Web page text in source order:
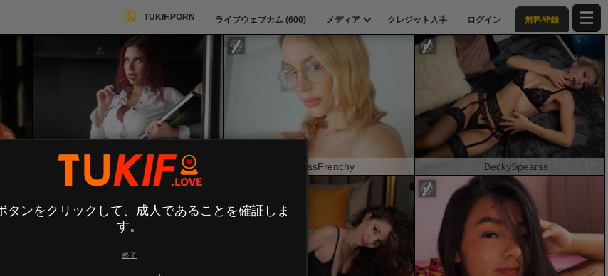
TUKIF.PORN ライブウェブカム (600) メディア クレジット入手 ログイン 無料登録
ValeryScot MissFrenchy BeckySpearss
タンをクリックして、成人であることを確証しま
す。
終了